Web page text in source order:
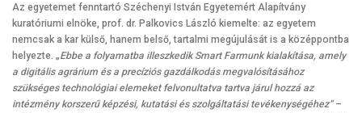
Az egyetemet fenntartó Széchenyi István Egyetemért Alapítvány
kuratóriumi elnöke, prof. dr. Palkovics László kiemelte: az egyetem
nemcsak a kar külső, hanem belső, tartalmi megújulását is a középpontba
helyezte. „Ebbe a folyamatba illeszkedik Smart Farmunk kialakítása, amely
a digitális agrárium és a precíziós gazdálkodás megvalósításához
szükséges technológiai elemeket felvonultatva tartva járul hozzá az
intézmény korszerű képzési, kutatási és szolgáltatási tevékenységéhez”–